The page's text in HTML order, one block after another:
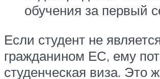
обучения за первый
Если студент не
гражданином ЕС, ему
студенческая виза. Это